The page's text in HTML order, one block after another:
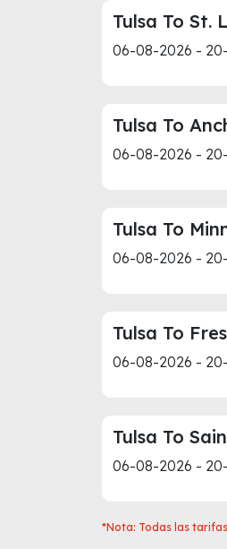
Tulsa To St.
06-08-2026 -
Tulsa To
06-08-2026 -
Tulsa To
06-08-2026 -
Tulsa To
06-08-2026 -
Tulsa To
06-08-2026 -
*Nota: Todas las